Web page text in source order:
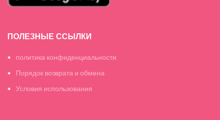
ПОЛЕЗНЫЕ ССЫЛКИ
политика конфиденциальности
Порядок возврата и обмена
Условия использования